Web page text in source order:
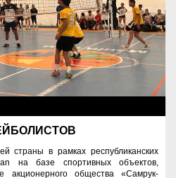
страны в рамках республиканских
на базе спортивных объектов,
акционерного общества «Самрук-